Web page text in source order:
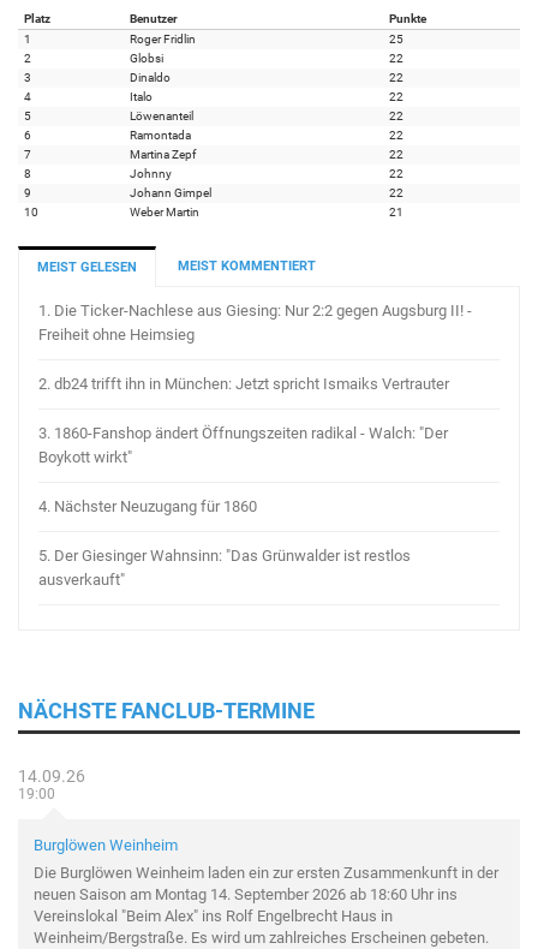
Platz Benutzer
Punkte
1
Roger Fridlin
25
2
Globsi
22
3
Dinaldo
22
4
Italo
22
5
Löwenanteil
22
6
Ramontada
22
7
Martina Zepf
22
8
Johnny
22
9
Johann Gimpel
22
10
Weber Martin 21
MEIST GELESEN MEIST KOMMENTIERT
1. Die Ticker-Nachlese aus Giesing: Nur 2:2 gegen Augsburg II! -
Freiheit ohne Heimsieg
2. db24 trifft ihn in München: Jetzt spricht Ismaiks Vertrauter
3. 1860-Fanshop ändert Öffnungszeiten radikal - Walch: "Der
Boykott wirkt"
4. Nächster Neuzugang für 1860
5. Der Giesinger Wahnsinn: "Das Grünwalder ist restlos
ausverkauft"
NÄCHSTE FANCLUB-TERMINE
14.09.26
19:00
Burglöwen Weinheim
Die Burglöwen Weinheim laden ein zur ersten Zusammenkunft in der
neuen Saison am Montag 14. September 2026 ab 18:60 Uhr ins
Vereinslokal "Beim Alex" ins Rolf Engelbrecht Haus in
Weinheim/Bergstraße. Es wird um zahlreiches Erscheinen gebeten.